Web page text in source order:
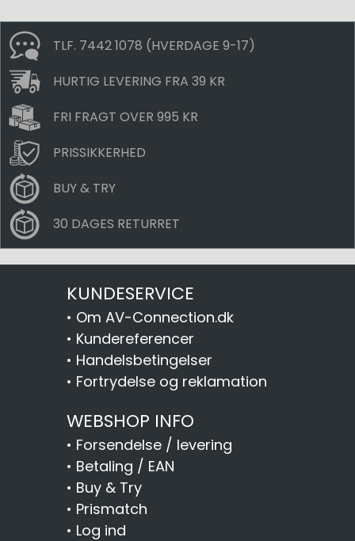
TLF. 7442 1078 (HVERDAGE 9-17)
HURTIG LEVERING FRA 39 KR
FRI FRAGT OVER 995 KR
PRISSIKKERHED
BUY & TRY
30 DAGES RETURRET
KUNDESERVICE
• Om AV-Connection.dk
• Kundereferencer
• Handelsbetingelser
• Fortrydelse og reklamation
WEBSHOP INFO
• Forsendelse / levering
• Betaling / EAN
• Buy & Try
• Prismatch
• Log ind